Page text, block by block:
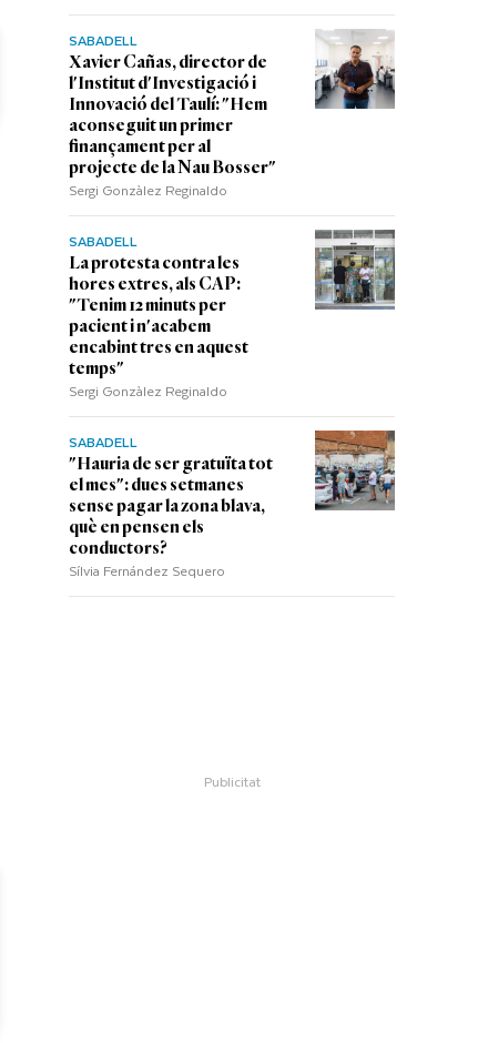
SABADELL
Xavier Cañas, director de
l'Institut d'Investigació i
Innovació del Taulí: "Hem
aconseguit un primer
finançament per al
projecte de la Nau Bosser"
Sergi Gonzàlez Reginaldo
SABADELL
La protesta contra les
hores extres, als CAP:
"Tenim 12 minuts per
pacient i n'acabem
encabint tres en aquest
temps"
Sergi Gonzàlez Reginaldo
SABADELL
"Hauria de ser gratuïta tot
el mes": dues setmanes
sense pagar la zona blava,
què en pensen els
conductors?
Sílvia Fernández Sequero